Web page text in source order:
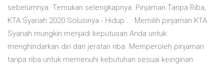
sebelumnya. Temukan selengkapnya. Pinjaman Tanpa Riba,
KTA Syariah 2020 Solusinya - Hidup ... Memilih pinjaman KTA
Syariah mungkin menjadi keputusan Anda untuk
menghindarkan diri dari jeratan riba. Memperoleh pinjaman
tanpa riba untuk memenuhi kebutuhan sesuai keinginan